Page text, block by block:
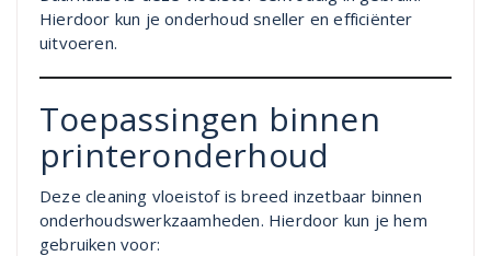
Hierdoor kun je onderhoud sneller en efficiënter
uitvoeren.
Toepassingen binnen
printeronderhoud
Deze cleaning vloeistof is breed inzetbaar binnen
onderhoudswerkzaamheden. Hierdoor kun je hem
gebruiken voor: